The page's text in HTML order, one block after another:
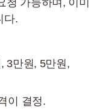
청 가능하며, 이미
다.
3만원, 5만원,
이 결정.